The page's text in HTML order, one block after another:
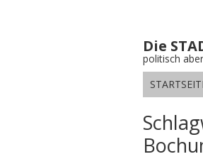
Die
politisch